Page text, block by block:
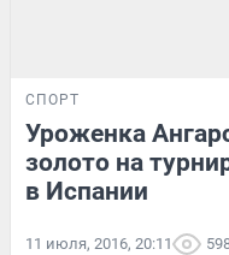
СПОРТ
Уроженка
золото на
в Испании
11 июля, 2016, 20:11